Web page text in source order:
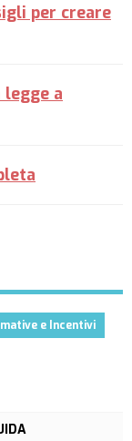
per creare
legge a
e Incentivi